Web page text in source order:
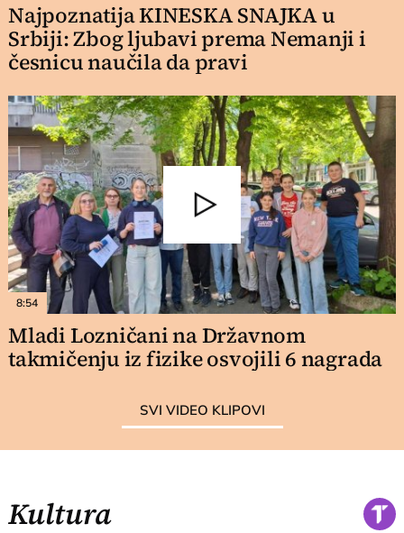
Najpoznatija KINESKA SNAJKA u
Srbiji: Zbog ljubavi prema Nemanji i
česnicu naučila da pravi
8:54
Mladi Lozničani na Državnom
takmičenju iz fizike osvojili 6 nagrada
SVI VIDEO KLIPOVI
Kultura